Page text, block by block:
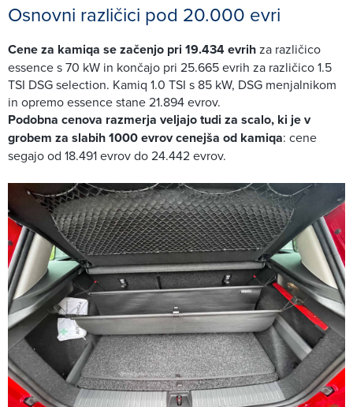
Osnovni različici pod 20.000 evri
Cene za kamiqa se začenjo pri 19.434 evrihza različico
essence s 70 kW in končajo pri 25.665 evrih za različico 1.5
TSI DSG selection. Kamiq 1.0 TSI s 85 kW, DSG menjalnikom
in opremo essence stane 21.894 evrov.
Podobna cenova razmerja veljajo tudi za scalo, ki je v
grobem za slabih 1000 evrov cenejša od kamiqa: cene
segajo od 18.491 evrov do 24.442 evrov.